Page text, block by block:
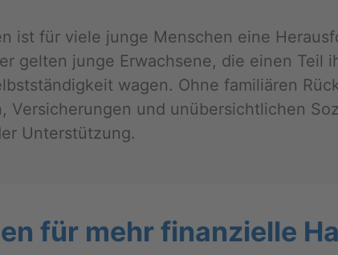
ist für viele junge Men­schen eine
gel­ten junge Er­wach­se­ne, die einen Teil
wagen. Ohne fa­mi­liä­ren
Ver­si­che­run­gen und un­über­sicht­li­chen
Un­ter­stüt­zung.
für mehr fi­nan­zi­el­le